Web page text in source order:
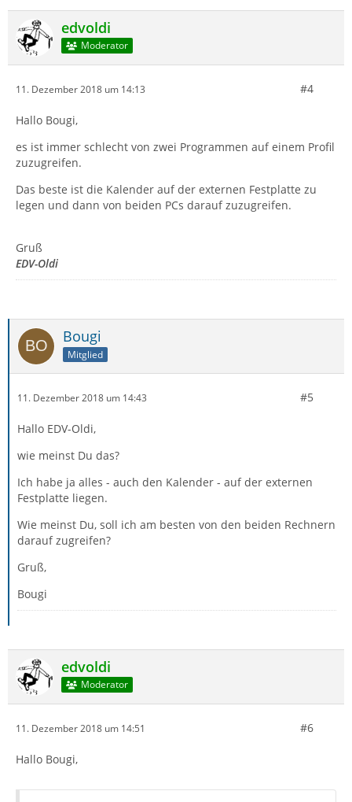
edvoldi
Moderator
11. Dezember 2018 um 14:13 #4
Hallo Bougi,
es ist immer schlecht von zwei Programmen auf einem Profil
zuzugreifen.
Das beste ist die Kalender auf der externen Festplatte zu
legen und dann von beiden PCs darauf zuzugreifen.
Gruß
EDV-Oldi
Bougi
Mitglied
11. Dezember 2018 um 14:43 #5
Hallo EDV-Oldi,
wie meinst Du das?
Ich habe ja alles - auch den Kalender - auf der externen
Festplatte liegen.
Wie meinst Du, soll ich am besten von den beiden Rechnern
darauf zugreifen?
Gruß,
Bougi
edvoldi
Moderator
11. Dezember 2018 um 14:51 #6
Hallo Bougi,